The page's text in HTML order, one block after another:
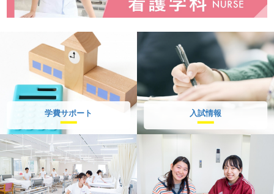
学費サポート 入試情報